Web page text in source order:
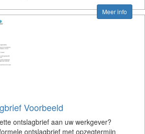
Meer info
Voorbeeld
ontslagbrief aan uw werkgever?
ontslagbrief met opzegtermijn